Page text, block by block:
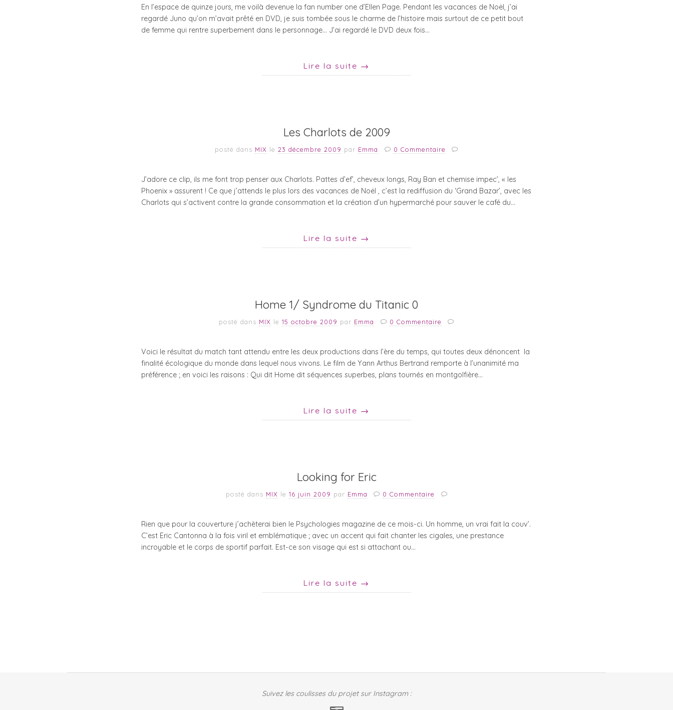
En l’espace de quinze jours, me voilà devenue la fan number one d’Ellen Page. Pendant les vacances de Noël, j’ai
regardé Juno qu’on m’avait prêté en DVD, je suis tombée sous le charme de l’histoire mais surtout de ce petit bout
de femme qui rentre superbement dans le personnage… J’ai regardé le DVD deux fois…
Lire la suite →
Les Charlots de 2009
posté dans MIX le23 décembre 2009 par Emma 0 Commentaire
J’adore ce clip, ils me font trop penser aux Charlots. Pattes d’ef’, cheveux longs, Ray Ban et chemise impec’, « les
Phoenix » assurent ! Ce que j’attends le plus lors des vacances de Noël , c’est la rediffusion du ‘Grand Bazar’, avec les
Charlots qui s’activent contre la grande consommation et la création d’un hypermarché pour sauver le café du…
Lire la suite →
Home 1/ Syndrome du Titanic 0
posté dans MIX le15 octobre 2009 par Emma 0 Commentaire
Voici le résultat du match tant attendu entre les deux productions dans l’ère du temps, qui toutes deux dénoncent la
finalité écologique du monde dans lequel nous vivons. Le film de Yann Arthus Bertrand remporte à l’unanimité ma
préférence ; en voici les raisons : Qui dit Home dit séquences superbes, plans tournés en montgolfière…
Lire la suite →
Looking for Eric
posté dans MIX le 16 juin 2009 par Emma 0 Commentaire
Rien que pour la couverture j’achèterai bien le Psychologies magazine de ce mois-ci. Un homme, un vrai fait la couv’.
C’est Eric Cantonna à la fois viril et emblématique ; avec un accent qui fait chanter les cigales, une prestance
incroyable et le corps de sportif parfait. Est-ce son visage qui est si attachant ou…
Lire la suite →
Suivez les coulisses du projet sur Instagram :